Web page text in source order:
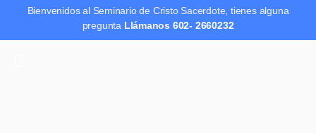
Bienvenidos al Seminario de Cristo Sacerdote, tienes alguna
pregunta Llámanos 602- 2660232